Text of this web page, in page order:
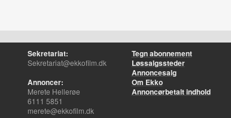
Sekretariat:
Sekretariat@ekkofilm.dk
Annoncer:
Merete Hellerøe
6111 5851
merete@ekkofilm.dk
Tegn abonnement
Løssalgssteder
Annoncesalg
Om Ekko
Annoncørbetalt indhold